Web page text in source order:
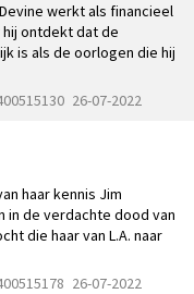
werkt als financieel
ontdekt dat de
is als de oorlogen die hij
26-07-2022
haar kennis Jim
in de verdachte dood van
die haar van L.A. naar
26-07-2022